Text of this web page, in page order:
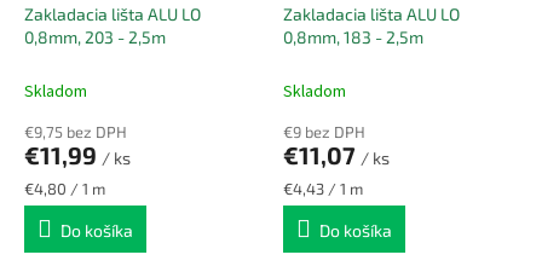
Zakladacia lišta ALU LO
0,8mm, 203 - 2,5m
Skladom
€9,75 bez DPH
€11,99 / ks
Jednotková
cena:
€4,80 / 1 m
Do košíka
Zakladacia lišta ALU LO
0,8mm, 183 - 2,5m
Skladom
€9 bez DPH
€11,07 / ks
Jednotková
cena:
€4,43 / 1 m
Do košíka